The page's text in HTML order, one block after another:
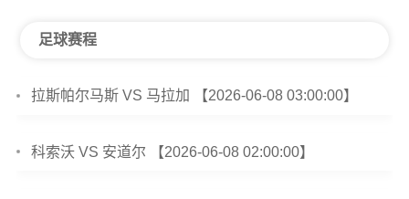
足球赛程
拉斯帕尔马斯 VS 马拉加 【2026-06-08 03:00:00】
科索沃 VS 安道尔 【2026-06-08 02:00:00】